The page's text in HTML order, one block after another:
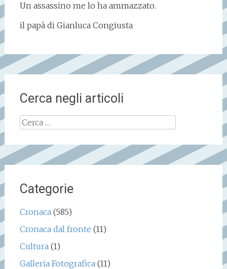
Un assassino me lo ha ammazzato.
il papà di Gianluca Congiusta
Cerca negli articoli
Ricerca
Categorie
Cronaca(585)
Cronaca dal fronte (11)
Cultura(1)
Galleria Fotografica(11)